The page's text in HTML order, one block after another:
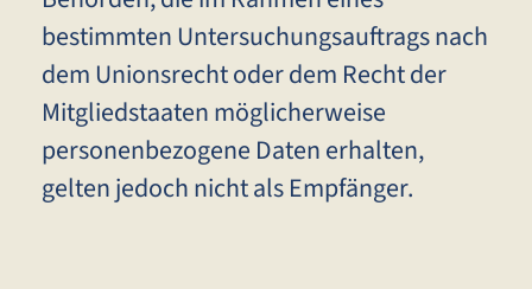
bestimmten Untersuchungsauftrags nach
dem Unionsrecht oder dem Recht der
Mitgliedstaaten möglicherweise
personenbezogene Daten erhalten,
gelten jedoch nicht als Empfänger.